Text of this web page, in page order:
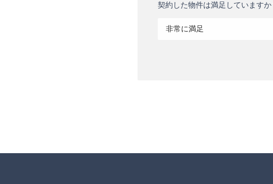
契約した物件は満足していますか
非常に満足